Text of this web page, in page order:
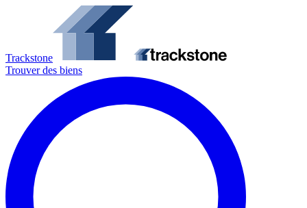
Trackstone
Trouver des biens